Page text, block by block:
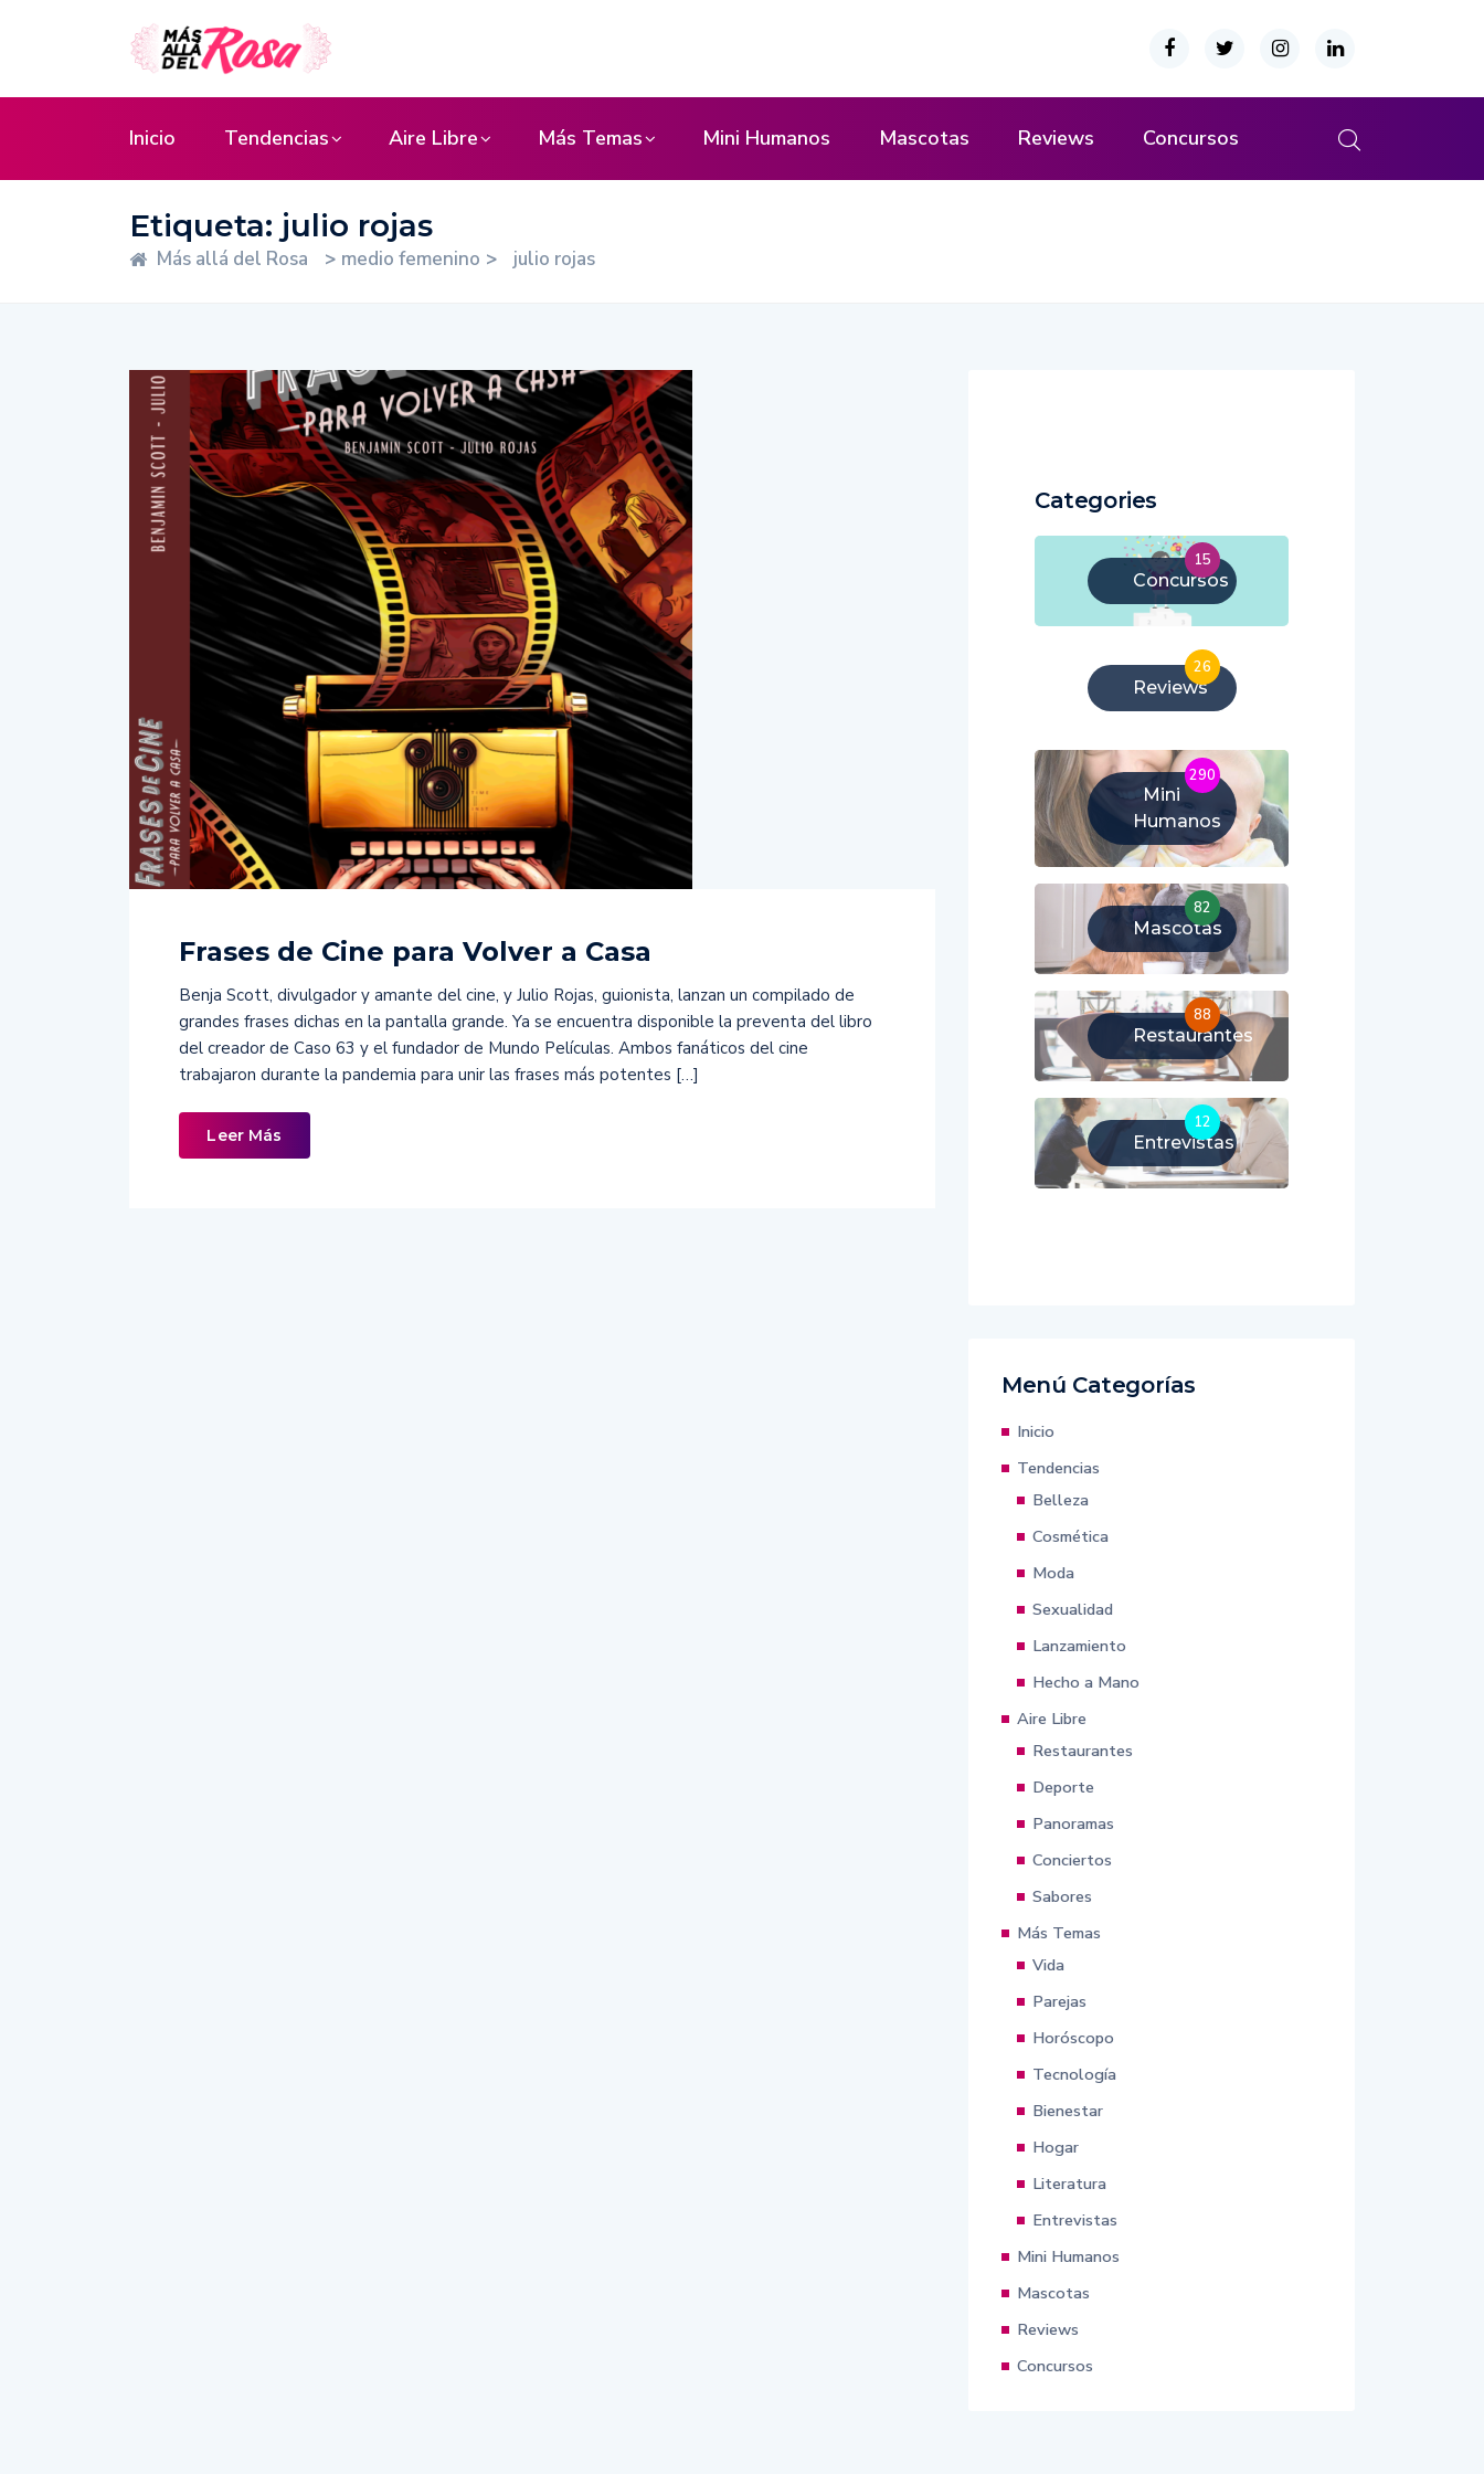
Inicio Tendencias Aire Libre Más Temas Mini Humanos Mascotas Reviews Concursos
Etiqueta: julio rojas
Más allá del Rosa > medio femenino > julio rojas
Frases de Cine para Volver a Casa
Benja Scott, divulgador y amante del cine, y Julio Rojas, guionista, lanzan un compilado de
grandes frases dichas en la pantalla grande. Ya se encuentra disponible la preventa del libro
del creador de Caso 63 y el fundador de Mundo Películas. Ambos fanáticos del cine
trabajaron durante la pandemia para unir las frases más potentes […]
Leer Más
Categories
Concursos
15
Reviews
26
Mini
Humanos
290
Mascotas
82
Restaurantes
88
Entrevistas
12
Menú Categorías
Inicio
Tendencias
Belleza
Cosmética
Moda
Sexualidad
Lanzamiento
Hecho a Mano
Aire Libre
Restaurantes
Deporte
Panoramas
Conciertos
Sabores
Más Temas
Vida
Parejas
Horóscopo
Tecnología
Bienestar
Hogar
Literatura
Entrevistas
Mini Humanos
Mascotas
Reviews
Concursos